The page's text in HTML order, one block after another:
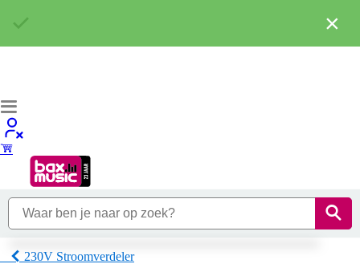
230V Stroomverdeler
×